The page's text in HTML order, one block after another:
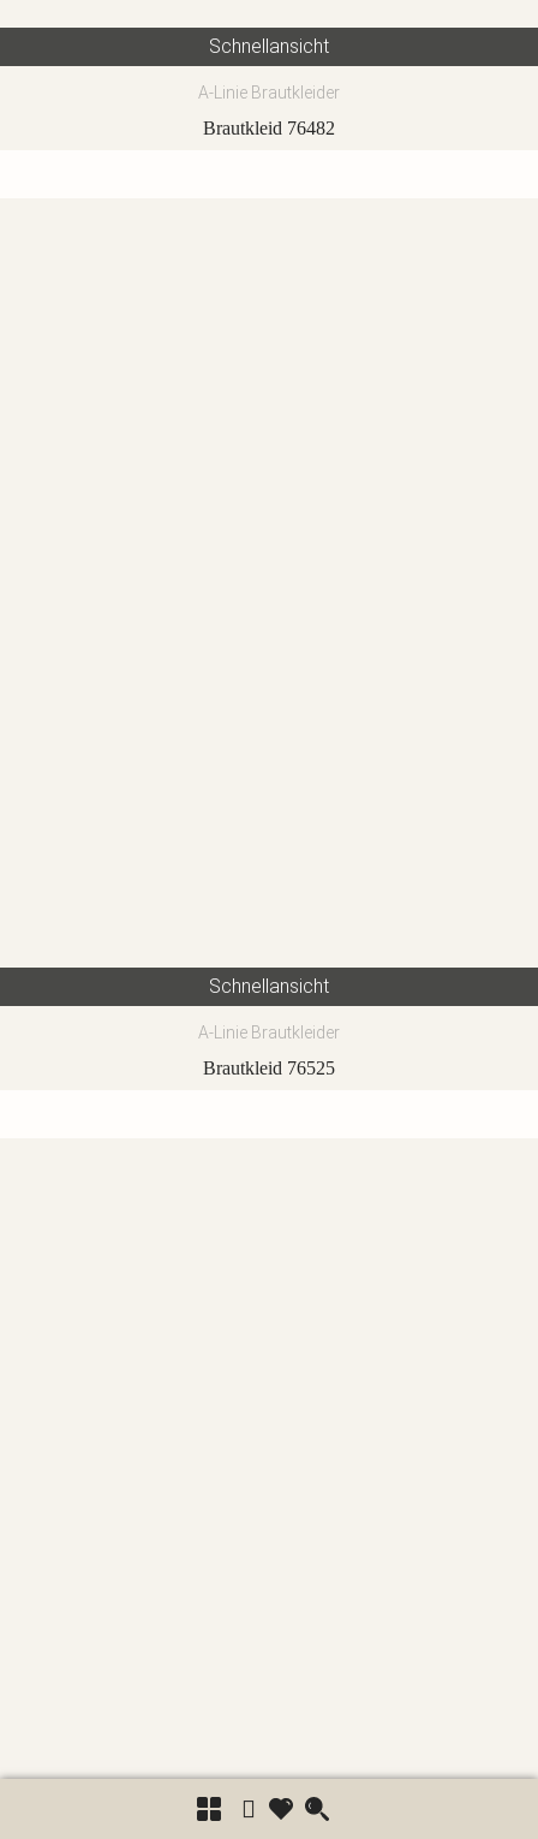
Schnellansicht
A-Linie Brautkleider
Brautkleid 76482
Schnellansicht
A-Linie Brautkleider
Brautkleid 76525